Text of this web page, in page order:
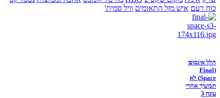
כוח רעם איש מזל התאומים וויל סמית'
חלל אינסופי
(Final
Space) לא
תמשיך אחרי
עונה 3